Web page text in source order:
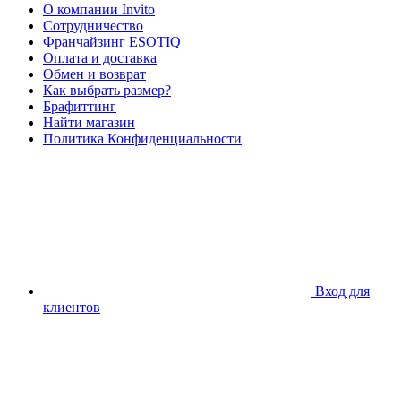
О компании Invito
Сотрудничество
Франчайзинг ESOTIQ
Оплата и доставка
Обмен и возврат
Как выбрать размер?
Брафиттинг
Найти магазин
Политика Конфиденциальности
Вход для
клиентов